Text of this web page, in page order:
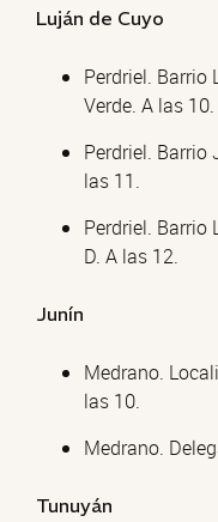
Luján de Cuyo
Perdriel. Barrio
Verde. A las 10.
Perdriel. Barrio
las 11.
Perdriel. Barrio
D. A las 12.
Junín
Medrano.
las 10.
Medrano.
Tunuyán